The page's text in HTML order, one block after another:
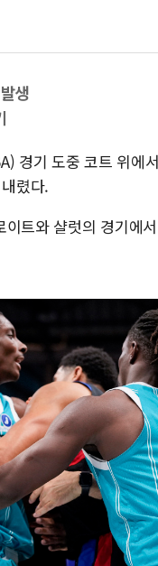
생
경기 도중 코트 위에
렸다.
트와 샬럿의 경기에